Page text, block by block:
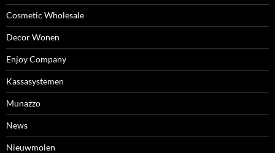
Cosmetic Wholesale
Decor Wonen
Enjoy Company
Kassasystemen
Munazzo
News
Nieuwmolen